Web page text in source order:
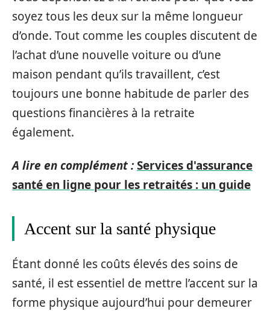
soyez tous les deux sur la même longueur
d’onde. Tout comme les couples discutent de
l’achat d’une nouvelle voiture ou d’une
maison pendant qu’ils travaillent, c’est
toujours une bonne habitude de parler des
questions financières à la retraite
également.
A lire en complément :Services d'assurance
santé en ligne pour les retraités : un guide
Accent sur la santé physique
Étant donné les coûts élevés des soins de
santé, il est essentiel de mettre l’accent sur la
forme physique aujourd’hui pour demeurer